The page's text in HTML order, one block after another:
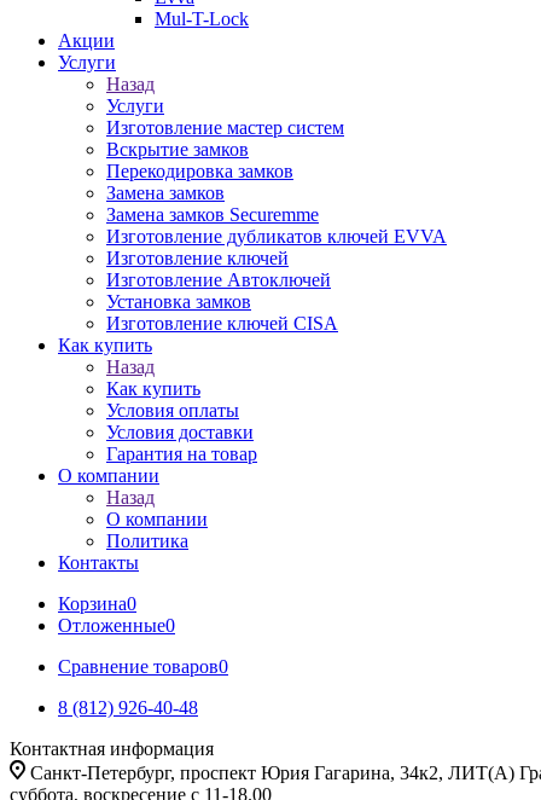
Mul-T-Lock
Акции
Услуги
Назад
Услуги
Изготовление мастер систем
Вскрытие замков
Перекодировка замков
Замена замков
Замена замков Securemme
Изготовление дубликатов ключей EVVA
Изготовление ключей
Изготовление Автоключей
Установка замков
Изготовление ключей CISA
Как купить
Назад
Как купить
Условия оплаты
Условия доставки
Гарантия на товар
О компании
Назад
О компании
Политика
Контакты
Корзина0
Отложенные0
Сравнение товаров0
8 (812) 926-40-48
Контактная информация
Санкт-Петербург, проспект Юрия Гагарина, 34к2, ЛИТ(А)
суббота, воскресение с 11-18.00